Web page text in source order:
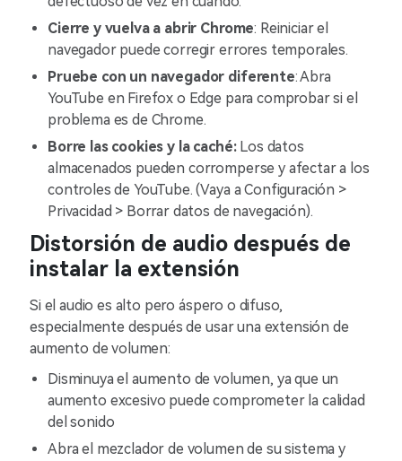
Cierre y vuelva a abrir Chrome: Reiniciar el
navegador puede corregir errores temporales.
Pruebe con un navegador diferente: Abra
YouTube en Firefox o Edge para comprobar si el
problema es de Chrome.
Borre las cookies y la caché:Los datos
almacenados pueden corromperse y afectar a los
controles de YouTube. (Vaya a Configuración >
Privacidad > Borrar datos de navegación).
Distorsión de audio después de
instalar la extensión
Si el audio es alto pero áspero o difuso,
especialmente después de usar una extensión de
aumento de volumen:
Disminuya el aumento de volumen, ya que un
aumento excesivo puede comprometer la calidad
del sonido
Abra el mezclador de volumen de su sistema y